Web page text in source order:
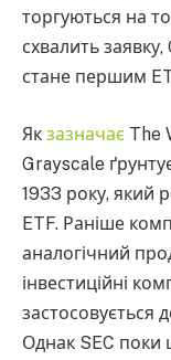
торгуються на
схвалить
стане першим
Як зазначає The
Grayscale
1933 року, який
ETF. Раніше
аналогічний
інвестиційні
застосовується
Однак SEC поки